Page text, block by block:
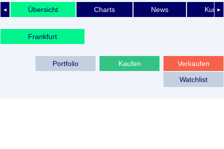
◄ ►
Übersicht Charts News
Frankfurt
Verkaufen
Kaufen
Portfolio
Watchlist